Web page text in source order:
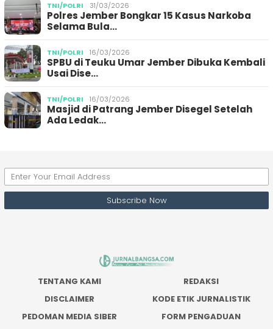
TNI/POLRI 31/03/2026
Polres Jember Bongkar 15 Kasus Narkoba
Selama Bula…
TNI/POLRI 16/03/2026
SPBU di Teuku Umar Jember Dibuka Kembali
Usai Dise…
TNI/POLRI 16/03/2026
Masjid di Patrang Jember Disegel Setelah
Ada Ledak…
TENTANG KAMI
REDAKSI
DISCLAIMER
KODE ETIK JURNALISTIK
PEDOMAN MEDIA SIBER
FORM PENGADUAN